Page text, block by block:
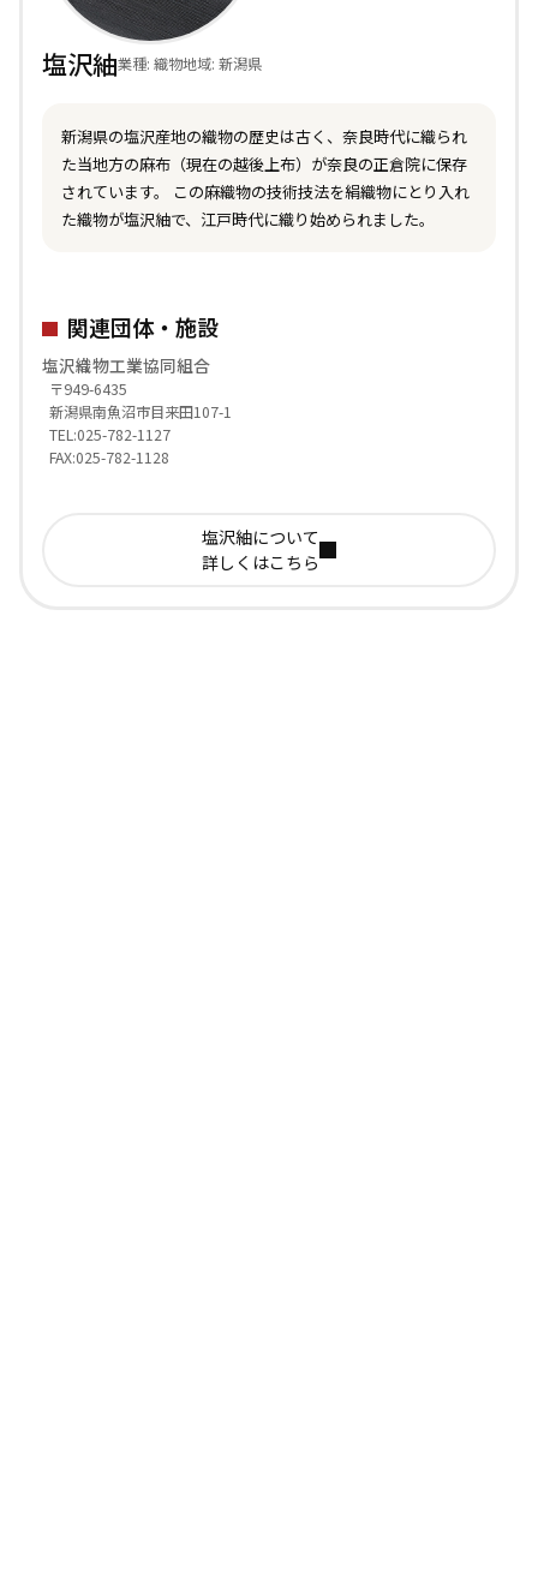
塩沢紬業種: 織物地域: 新潟県
新潟県の塩沢産地の織物の歴史は古く、奈良時代に織られ
た当地方の麻布（現在の越後上布）が奈良の正倉院に保存
されています。 この麻織物の技術技法を絹織物にとり入れ
た織物が塩沢紬で、江戸時代に織り始められました。
関連団体・施設
塩沢織物工業協同組合
〒949-6435
新潟県南魚沼市目来田107-1
TEL:025-782-1127
FAX:025-782-1128
塩沢紬について
詳しくはこちら